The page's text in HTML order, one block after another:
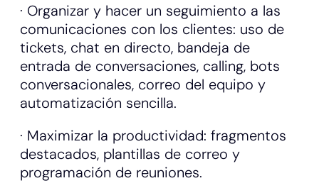
· Organizar y hacer un seguimiento a las
comunicaciones con los clientes: uso de
tickets, chat en directo, bandeja de
entrada de conversaciones, calling, bots
conversacionales, correo del equipo y
automatización sencilla.
· Maximizar la productividad: fragmentos
destacados, plantillas de correo y
programación de reuniones.